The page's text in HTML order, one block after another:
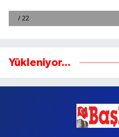
Yükleniyor...